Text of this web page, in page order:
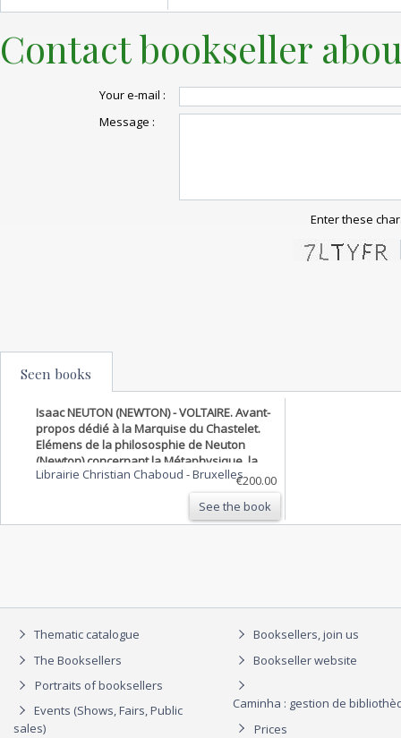
Contact bookseller
Your e-mail :
Message :
Enter these
Seen books
Isaac NEUTON (NEWTON) - VOLTAIRE. Avant-
propos dédié à la Marquise du Chastelet.
Elémens de la philososphie de Neuton
(Newton) concernant la Métaphysique, la
Théorie de la Lumière & celle du Monde,
par M. de Voltaire de la Société Royale de
Librairie Christian Chaboud -Bruxelles€200.00
See the book
Thematic catalogue
The Booksellers
Portraits of booksellers
Events (Shows, Fairs, Public
sales)
Booksellers, join us
Bookseller website
Caminha : gestion de
Prices